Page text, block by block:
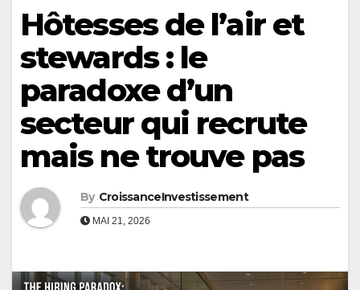
Hôtesses de l’air et
stewards : le
paradoxe d’un
secteur qui recrute
mais ne trouve pas
By CroissanceInvestissement
MAI 21, 2026